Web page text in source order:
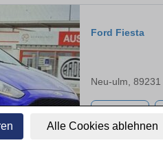
Alle Cookies ablehnen
Ford Fiesta
Neu-ulm, 89231